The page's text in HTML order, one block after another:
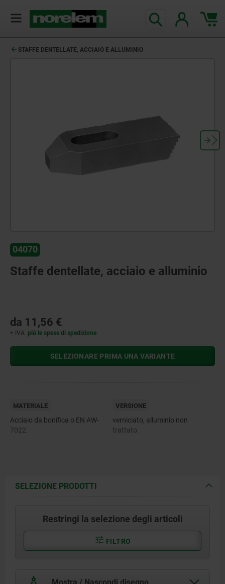
STAFFE DENTELLATE, ACCIAIO E ALLUMINIO
04070
Staffe dentellate, acciaio e alluminio
da 11,56 €
+ IVA più le spese di spedizione
SELEZIONARE PRIMA UNA VARIANTE
MATERIALE
Acciaio da bonifica o EN AW-
7022.
VERSIONE
verniciato, alluminio non
trattato.
SELEZIONE PRODOTTI
Restringi la selezione degli articoli
FILTRO
Mostra / Nascondi disegno